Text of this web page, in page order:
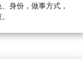
身份，做事方式，